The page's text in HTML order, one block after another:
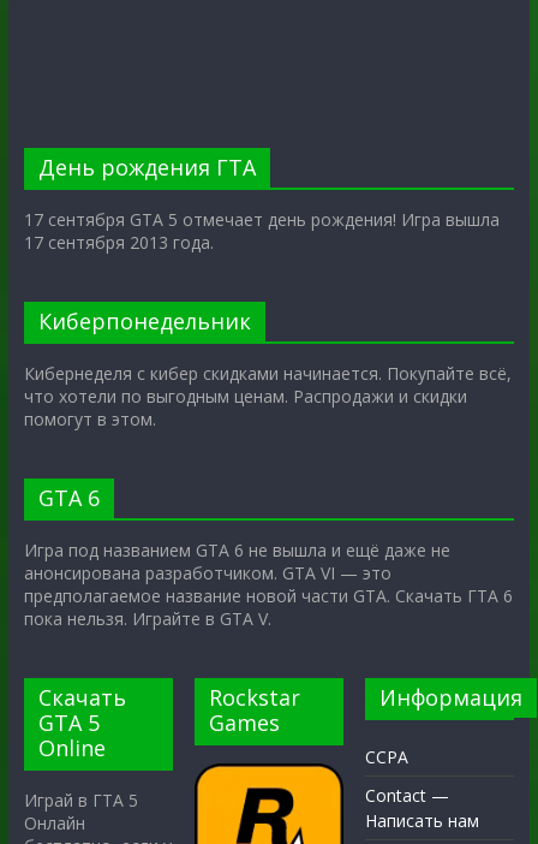
День рождения ГТА
17 сентября GTA 5 отмечает день рождения! Игра вышла
17 сентября 2013 года.
Киберпонедельник
Кибернеделя с кибер скидками начинается. Покупайте всё,
что хотели по выгодным ценам. Распродажи и скидки
помогут в этом.
GTA 6
Игра под названием GTA 6 не вышла и ещё даже не
анонсирована разработчиком. GTA VI — это
предполагаемое название новой части GTA. Скачать ГТА 6
пока нельзя. Играйте в GTA V.
Скачать
GTA 5
Online
Играй в ГТА 5
Онлайн
Rockstar
Games
Информация
CCPA
Contact —
Написать нам